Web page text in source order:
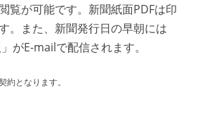
覧が可能です。新聞紙面PDFは印
。また、新聞発行日の早朝には
がE-mailで配信されます。
となります。